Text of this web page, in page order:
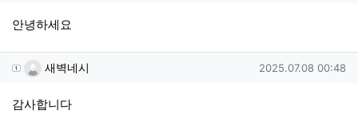
안녕하세요
새벽네시님의 댓글
새벽네시 작성일
2025.07.08 00:48
감사합니다